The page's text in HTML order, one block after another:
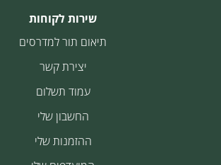
שירות לקוחות
תיאום תור למדרסים
יצירת קשר
עמוד תשלום
החשבון שלי
ההזמנות שלי